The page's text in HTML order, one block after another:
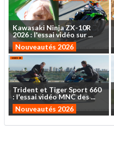
Kawasaki NinjaZX-10R
2026: l'essaividéo sur...
Nouveautés 2026
Trident et TigerSport 660
: l'essaividéoMNCdes...
Nouveautés 2026